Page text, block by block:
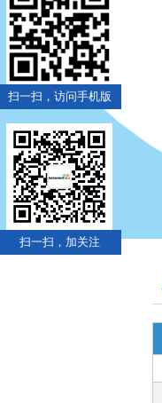
扫一扫，访问手机版
扫一扫，加关注